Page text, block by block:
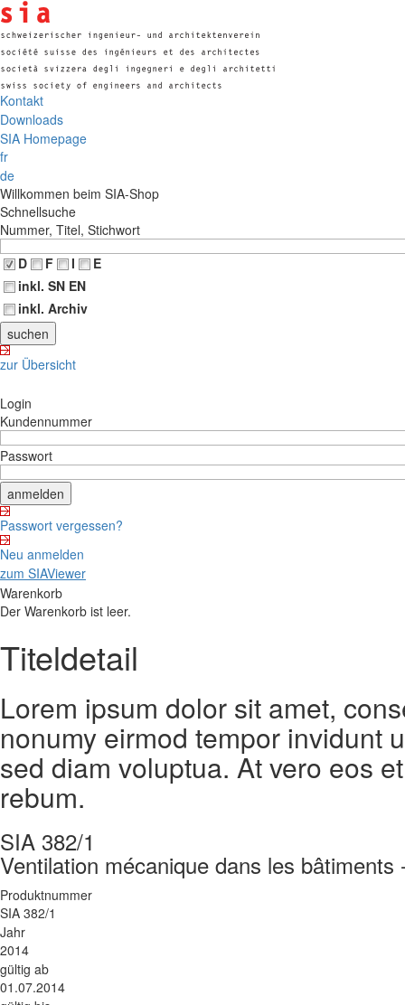
Kontakt
Downloads
SIA Homepage
fr
de
Willkommen beim SIA-Shop
Schnellsuche
Nummer, Titel, Stichwort
D
F I
E
inkl. SN EN
inkl. Archiv
zur Übersicht
Login
Kundennummer
Passwort
Passwort vergessen?
Neu anmelden
zum SIAViewer
Warenkorb
Der Warenkorb ist leer.
Titeldetail
Lorem ipsum dolor sit amet,
nonumy eirmod tempor invidunt
sed diam voluptua. At vero eos
rebum.
SIA 382/1
Ventilation mécanique dans les
Produktnummer
SIA 382/1
Jahr
2014
gültig ab
01.07.2014